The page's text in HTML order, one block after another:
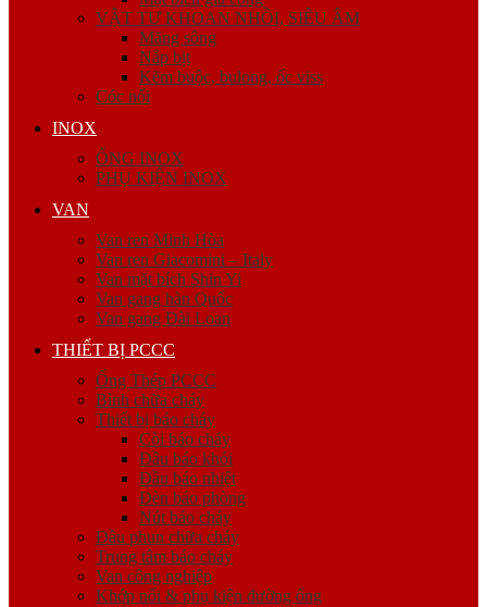
VẬT TƯ KHOAN NHỒI, SIÊU ÂM
Măng sông
Nắp bịt
Kẽm buộc, bulong, ốc viss
Cóc nối
INOX
ỐNG INOX
PHỤ KIỆN INOX
VAN
Van ren Minh Hòa
Van ren Giacomini – Italy
Van mặt bích Shin Yi
Van gang hàn Quốc
Van gang Đài Loan
THIẾT BỊ PCCC
Ống Thép PCCC
Bình chữa cháy
Thiết bị báo cháy
Còi báo cháy
Đầu báo khói
Đầu báo nhiệt
Đèn báo phòng
Nút báo cháy
Đầu phun chữa cháy
Trung tâm báo cháy
Van công nghiệp
Khớp nối & phụ kiện đường ống